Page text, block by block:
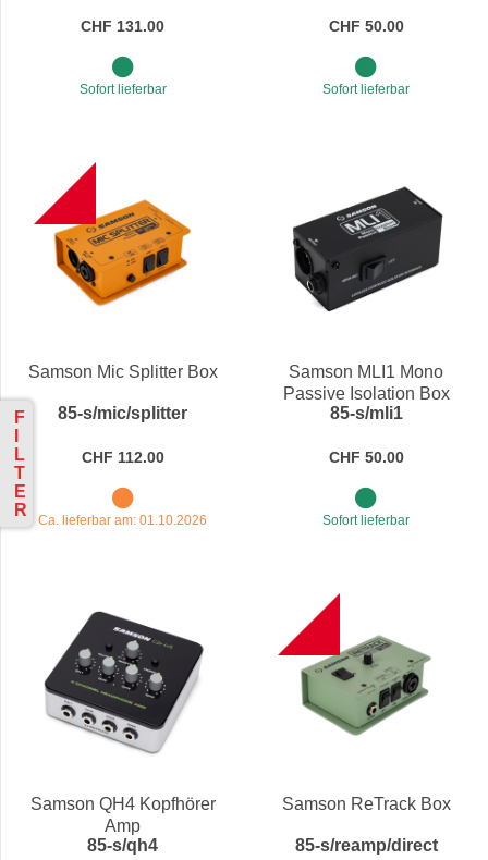
F
L
T
E
R
CHF 131.00
Sofort lieferbar
CHF 50.00
Sofort lieferbar
Samson Mic Splitter Box
85-s/mic/splitter
CHF 112.00
Ca. lieferbar am: 01.10.2026
Samson MLI1 Mono
Passive Isolation Box
85-s/mli1
CHF 50.00
Sofort lieferbar
Samson QH4 Kopfhörer
Amp
85-s/qh4
Samson ReTrack Box
85-s/reamp/direct